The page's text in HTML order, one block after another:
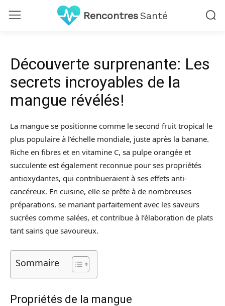
RencontresSanté
Découverte surprenante: Les
secrets incroyables de la
mangue révélés!
La mangue se positionne comme le second fruit tropical le
plus populaire à l’échelle mondiale, juste après la banane.
Riche en fibres et en vitamine C, sa pulpe orangée et
succulente est également reconnue pour ses propriétés
antioxydantes, qui contribueraient à ses effets anti-
cancéreux. En cuisine, elle se prête à de nombreuses
préparations, se mariant parfaitement avec les saveurs
sucrées comme salées, et contribue à l’élaboration de plats
tant sains que savoureux.
Sommaire
Propriétés de la mangue